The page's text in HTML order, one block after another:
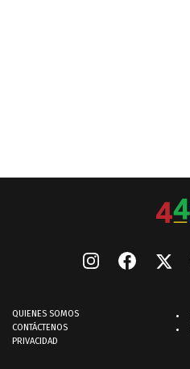
QUIENES SOMOS
CONTÁCTENOS
PRIVACIDAD